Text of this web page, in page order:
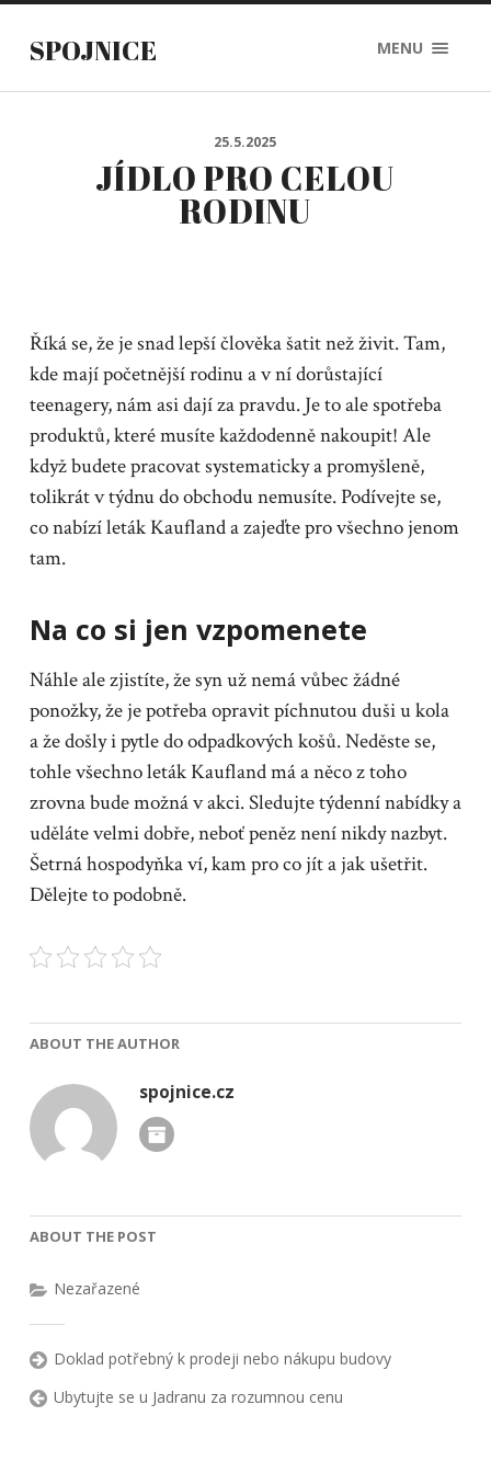
SPOJNICE MENU
25.5.2025
JÍDLO PRO CELOU
RODINU
Říká se, že je snad lepší člověka šatit než živit. Tam,
kde mají početnější rodinu a v ní dorůstající
teenagery, nám asi dají za pravdu. Je to ale spotřeba
produktů, které musíte každodenně nakoupit! Ale
když budete pracovat systematicky a promyšleně,
tolikrát v týdnu do obchodu nemusíte. Podívejte se,
co nabízíleták Kauflanda zajeďte pro všechno jenom
tam.
Na co si jen vzpomenete
Náhle ale zjistíte, že syn už nemá vůbec žádné
ponožky, že je potřeba opravit píchnutou duši u kola
a že došly i pytle do odpadkových košů. Neděste se,
tohle všechno leták Kaufland má a něco z toho
zrovna bude možná v akci. Sledujte týdenní nabídky a
uděláte velmi dobře, neboť peněz není nikdy nazbyt.
Šetrná hospodyňka ví, kam pro co jít a jak ušetřit.
Dělejte to podobně.
ABOUT THE AUTHOR
spojnice.cz
ABOUT THE POST
Nezařazené
Doklad potřebný k prodeji nebo nákupu budovy
Ubytujte se u Jadranu za rozumnou cenu